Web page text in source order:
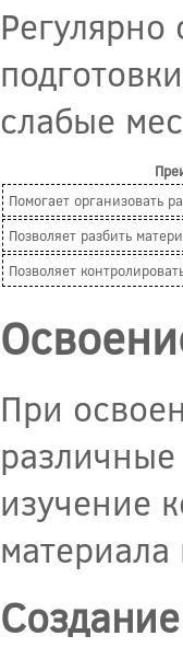
слабые
Помогает организовать
Позволяет разбить
Позволяет
При
изучение
материала